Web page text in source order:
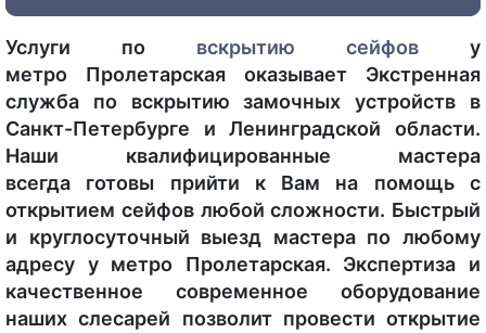
Услуги по вскрытию сейфов у
метро Пролетарская оказывает Экстренная
служба по вскрытию замочных устройств в
Санкт-Петербурге и Ленинградской области.
Наши квалифицированные мастера
всегда готовы прийти к Вам на помощь с
открытием сейфов любой сложности. Быстрый
и круглосуточный выезд мастера по любому
адресу у метро Пролетарская. Экспертиза и
качественное современное оборудование
наших слесарей позволит провести открытие